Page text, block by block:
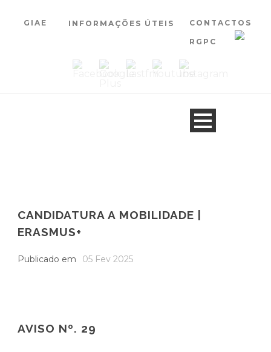
GIAE INFORMAÇÕES ÚTEIS CONTACTOS
RGPC
CANDIDATURA A MOBILIDADE |
ERASMUS+
Publicado em 05 Fev 2025
AVISO Nº. 29